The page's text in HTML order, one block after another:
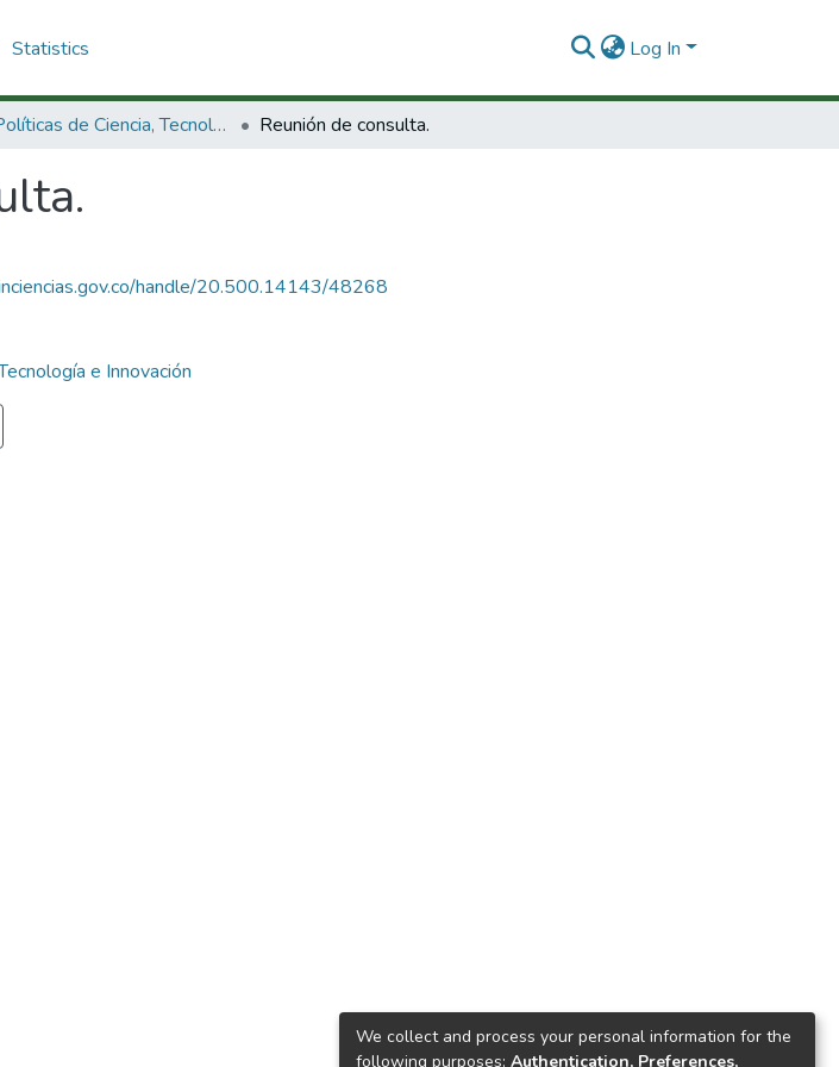
Statistics Log In
Políticas de Ciencia, Tecnología e Innovación Reunión de consulta.
handle/20.500.14143/48268
e Innovación
We collect and process your personal information for the
following purposes: Authentication, Preferences,